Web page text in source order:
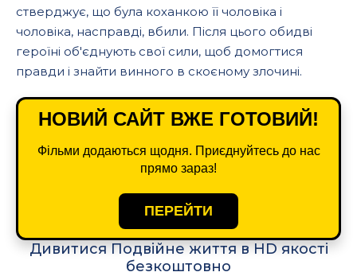
стверджує, що була коханкою її чоловіка і
чоловіка, насправді, вбили. Після цього обидві
героїні об'єднують свої сили, щоб домогтися
правди і знайти винного в скоєному злочині.
НОВИЙ САЙТ ВЖЕ ГОТОВИЙ!
Фільми додаються щодня. Приєднуйтесь до нас
прямо зараз!
ПЕРЕЙТИ
Дивитися Подвійне життя в HD якості
безкоштовно